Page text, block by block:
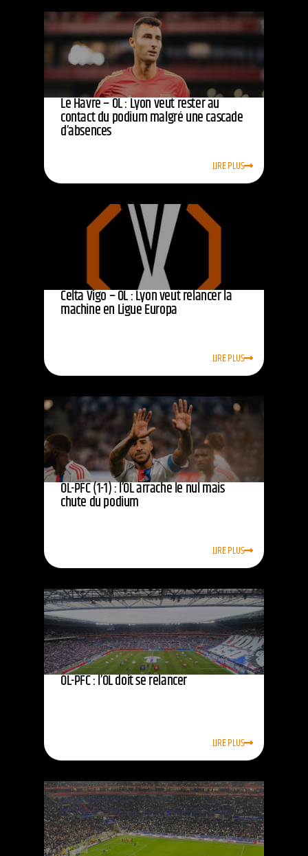
Le Havre – OL : Lyon veut rester au
contact du podium malgré une cascade
d’absences
LIRE PLUS
Celta Vigo – OL : Lyon veut relancer la
machine en Ligue Europa
LIRE PLUS
OL-PFC (1-1) : l’OL arrache le nul mais
chute du podium
LIRE PLUS
OL-PFC : l’OL doit se relancer
LIRE PLUS